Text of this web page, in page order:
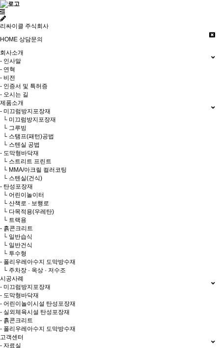
리싸이클 주식회사
HOME 상담문의
회사소개
- 인사말
- 연혁
- 비전
- 인증서 및 특허증
- 오시는 길
제품소개
- 미끄럼방지포장재
└ 미끄럼방지포장재
└ 그루빙
└ 스탬프(패턴)공법
└ 스텐실 공법
- 도막형바닥재
└ 스트리트 프린트
└ MMA/아크릴 컬러코팅
└ 스텐실(건식)
- 탄성포장재
└ 어린이놀이터
└ 산책로 · 보행로
└ 다목적용(우레탄)
└ 트랙용
- 흙콘크리트
└ 일반습식
└ 일반건식
└ 투수형
- 폴리우레아수지 도막방수재
└ 주차장 · 옥상 · 저수조
시공사례
- 미끄럼방지포장재
- 도막형바닥재
- 어린이놀이시설 탄성포장재
- 실외체육시설 탄성포장재
- 흙콘크리트
- 폴리우레아수지 도막방수재
고객센터
- 자료실